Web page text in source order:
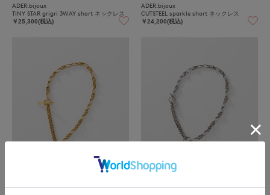
ADER.bijoux
TINY STAR grigri 3WAY short ネックレス
￥25,300(税込)
ADER.bijoux
CUTSTEEL sparkle short ネックレス
￥24,200(税込)